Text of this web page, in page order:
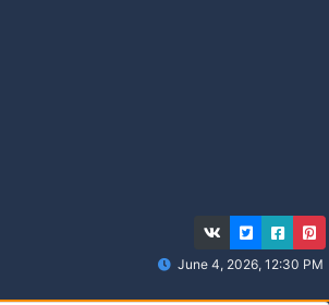
June 4, 2026, 12:30 PM